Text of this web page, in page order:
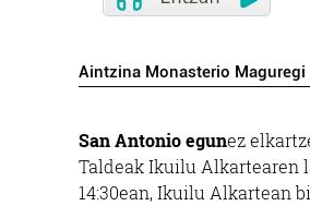
Aintzina Monasterio Maguregi
San Antonio egunez
Taldeak Ikuilu Alkartearen
14:30ean, Ikuilu Alkartean